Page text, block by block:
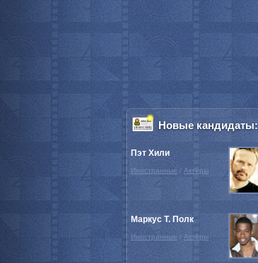
Новые кандидаты:
Пэт Хили
Иностранные / Актёры
Маркус Т. Полк
Иностранные / Актёры